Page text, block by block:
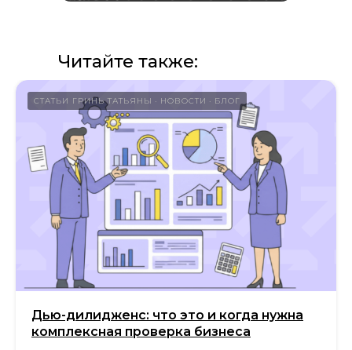
Читайте также:
СТАТЬИ ГРИНЬ ТАТЬЯНЫ НОВОСТИ БЛОГ
Дью-дилидженс: что это и когда нужна
комплексная проверка бизнеса